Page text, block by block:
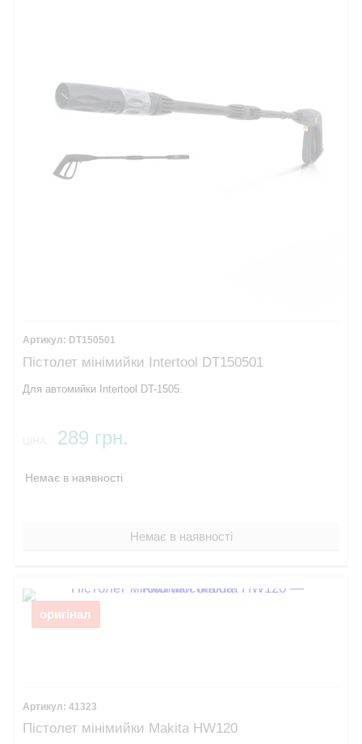
DT150501
Пістолет мінімийки Intertool DT150501
Для автомийки Intertool DT-1505.
289 грн.
Немає в наявності
Немає в наявності
оригінал
41323
Пістолет мінімийки Makita HW120